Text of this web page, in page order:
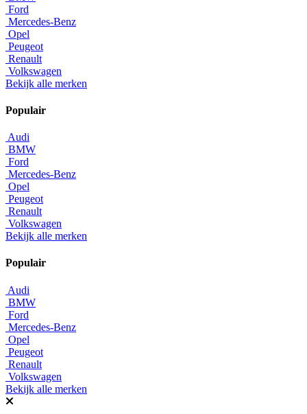
Ford
Mercedes-Benz
Opel
Peugeot
Renault
Volkswagen
Bekijk alle merken
Populair
Audi
BMW
Ford
Mercedes-Benz
Opel
Peugeot
Renault
Volkswagen
Bekijk alle merken
Populair
Audi
BMW
Ford
Mercedes-Benz
Opel
Peugeot
Renault
Volkswagen
Bekijk alle merken